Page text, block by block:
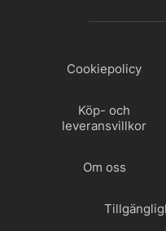
Cookiepolicy
Köp- och
leveransvillkor
Om oss